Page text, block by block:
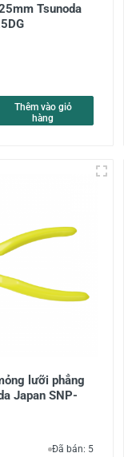
Tsunoda
Thêm vào giỏ
hàng
lưỡi phẳng
Japan SNP-
Đã bán: 5